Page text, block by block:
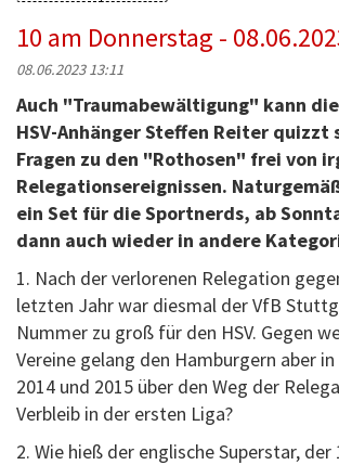
10 am Donnerstag -
08.06.2023 13:11
Auch "Traumabewältigung" kann
HSV-Anhänger Steffen Reiter quizzt
Fragen zu den "Rothosen" frei von
Relegationsereignissen.
ein Set für die Sportnerds, ab
dann auch wieder in andere
1. Nach der verlorenen Relegation
letzten Jahr war diesmal der VfB
Nummer zu groß für den HSV. Gegen
Vereine gelang den Hamburgern aber
2014 und 2015 über den Weg der
Verbleib in der ersten Liga?
2. Wie hieß der englische Superstar, der